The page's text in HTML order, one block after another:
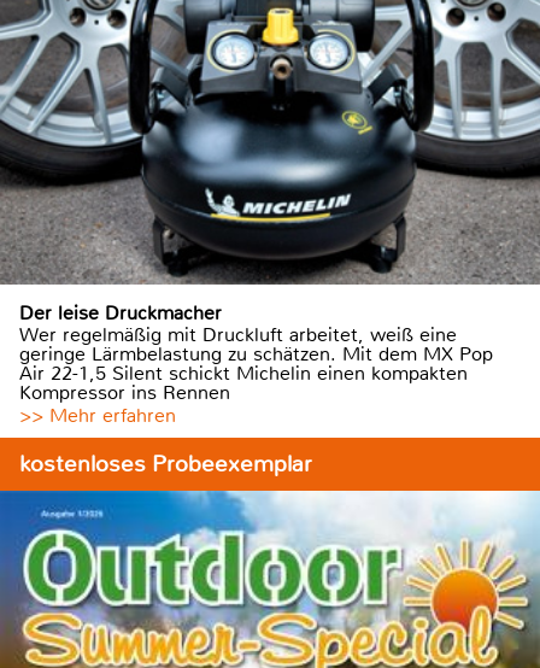
Der leise Druckmacher
Wer regelmäßig mit Druckluft arbeitet, weiß eine
geringe Lärmbelastung zu schätzen. Mit dem MX Pop
Air 22-1,5 Silent schickt Michelin einen kompakten
Kompressor ins Rennen
>> Mehr erfahren
kostenloses Probeexemplar